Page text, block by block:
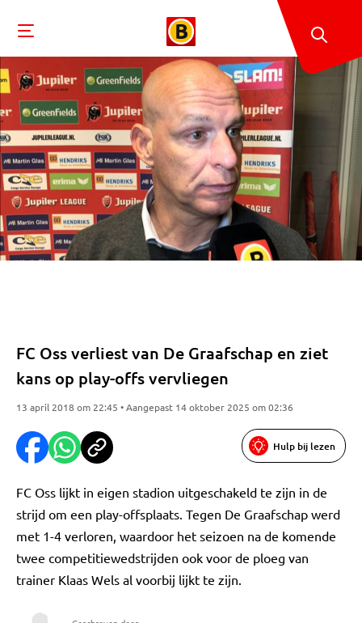
FC Oss verliest van De Graafschap en ziet
kans op play-offs vervliegen
13 april 2018 om 22:45 • Aangepast 14 oktober 2025 om 02:36
Hulp bij lezen
FC Oss lijkt in eigen stadion uitgeschakeld te zijn in de
strijd om een play-offsplaats. Tegen De Graafschap werd
met 1-4 verloren, waardoor het seizoen na de komende
twee competitiewedstrijden ook voor de ploeg van
trainer Klaas Wels al voorbij lijkt te zijn.